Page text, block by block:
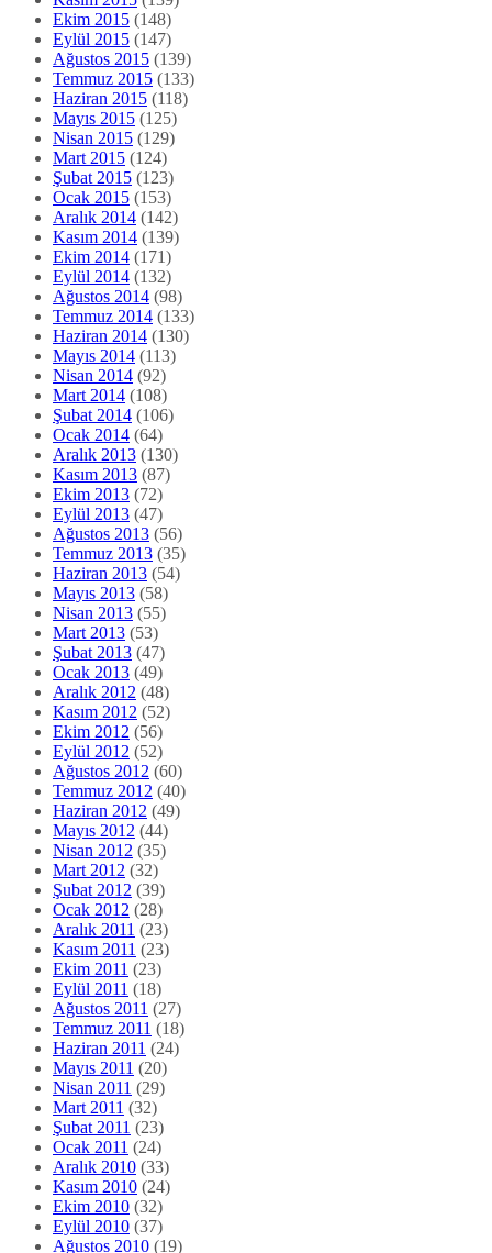
Ekim 2015 (148)
Eylül 2015 (147)
Ağustos 2015 (139)
Temmuz 2015 (133)
Haziran 2015 (118)
Mayıs 2015 (125)
Nisan 2015 (129)
Mart 2015 (124)
Şubat 2015 (123)
Ocak 2015 (153)
Aralık 2014 (142)
Kasım 2014 (139)
Ekim 2014 (171)
Eylül 2014 (132)
Ağustos 2014 (98)
Temmuz 2014 (133)
Haziran 2014 (130)
Mayıs 2014 (113)
Nisan 2014 (92)
Mart 2014 (108)
Şubat 2014 (106)
Ocak 2014 (64)
Aralık 2013 (130)
Kasım 2013 (87)
Ekim 2013 (72)
Eylül 2013 (47)
Ağustos 2013 (56)
Temmuz 2013 (35)
Haziran 2013 (54)
Mayıs 2013 (58)
Nisan 2013 (55)
Mart 2013 (53)
Şubat 2013 (47)
Ocak 2013 (49)
Aralık 2012 (48)
Kasım 2012 (52)
Ekim 2012 (56)
Eylül 2012 (52)
Ağustos 2012 (60)
Temmuz 2012 (40)
Haziran 2012 (49)
Mayıs 2012 (44)
Nisan 2012 (35)
Mart 2012 (32)
Şubat 2012 (39)
Ocak 2012 (28)
Aralık 2011 (23)
Kasım 2011 (23)
Ekim 2011 (23)
Eylül 2011 (18)
Ağustos 2011 (27)
Temmuz 2011 (18)
Haziran 2011 (24)
Mayıs 2011 (20)
Nisan 2011 (29)
Mart 2011 (32)
Şubat 2011 (23)
Ocak 2011 (24)
Aralık 2010 (33)
Kasım 2010 (24)
Ekim 2010 (32)
Eylül 2010 (37)
Ağustos 2010 (19)